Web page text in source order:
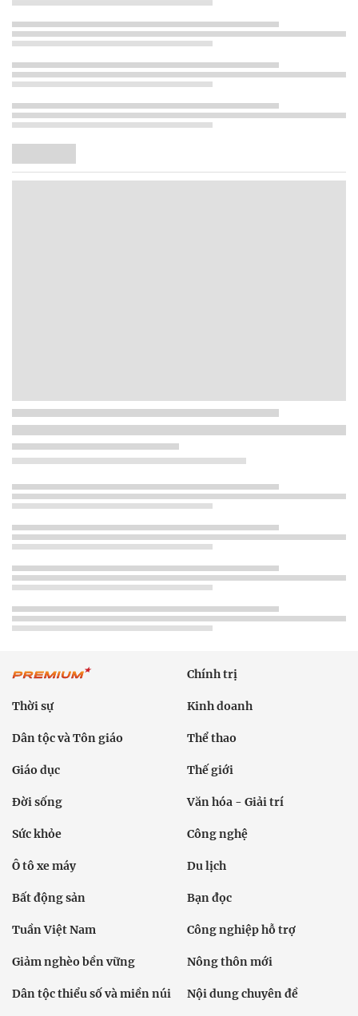
Chính trị
Thời sự Kinh doanh
Dân tộc và Tôn giáo Thể thao
Giáo dục Thế giới
Đời sống Văn hóa - Giải trí
Sức khỏe Công nghệ
Ô tô xe máy Du lịch
Bất động sản Bạn đọc
Tuần Việt Nam Công nghiệp hỗ trợ
Giảm nghèo bền vững Nông thôn mới
Dân tộc thiểu số và miền núi Nội dung chuyên đề